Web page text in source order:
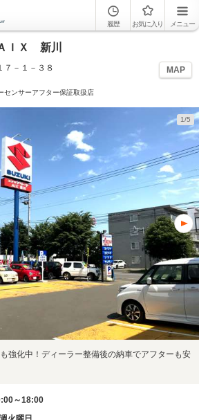
履歴 お気に入り メニュー
ＩＸ 新川
７－１－３８ MAP
センサーアフター保証取扱店
1/5
強化中！ディーラー整備後の納車でアフターも安
～18:00